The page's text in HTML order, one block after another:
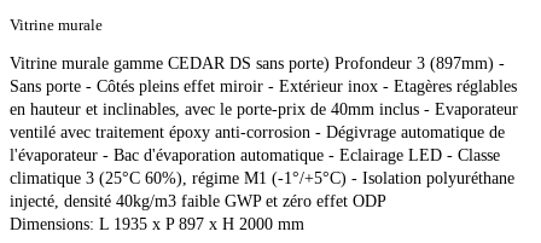
Vitrine murale
Vitrine murale gamme CEDAR DS sans porte) Profondeur 3 (897mm) -
Sans porte - Côtés pleins effet miroir - Extérieur inox - Etagères réglables
en hauteur et inclinables, avec le porte-prix de 40mm inclus - Evaporateur
ventilé avec traitement époxy anti-corrosion - Dégivrage automatique de
l'évaporateur - Bac d'évaporation automatique - Eclairage LED - Classe
climatique 3 (25°C 60%), régime M1 (-1°/+5°C) - Isolation polyuréthane
injecté, densité 40kg/m3 faible GWP et zéro effet ODP
Dimensions: L 1935 x P 897 x H 2000 mm